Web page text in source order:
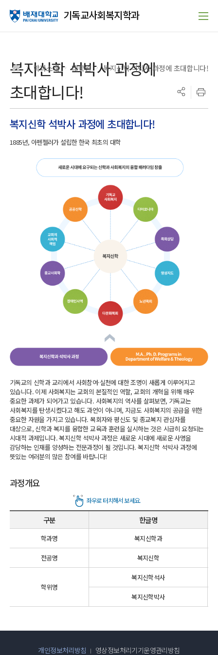
기독교사회복지학과
복지신학 석박사 과정에
초대합니다!
>
학과소개 대학원
>
복지신학 석박사 과정에 초대합니다!
복지신학 석박사 과정에 초대합니다!
1885년, 아펜젤러가 설립한 한국 최초의 대학
기독교의 신학과 교리에서 사회참여·실천에 대한 조명이 새롭게 이루어지고
있습니다. 이제 사회복지는 교회의 본질적인 역할, 교회의 개혁을 위해 매우
중요한 과제가 되어가고 있습니다. 사회복지의 역사를 살펴보면, 기독교는
사회복지를 탄생시켰다고 해도 과언이 아니며, 지금도 사회복지의 공급을 위한
중요한 자원을 가지고 있습니다. 목회자와 평신도 및 종교복지 관심자를
대상으로, 신학과 복지를 융합한 교육과 훈련을 실시하는 것은 시급히 요청되는
시대적 과제입니다. 복지신학 석박사 과정은 새로운 시대에 새로운 사명을
감당하는 인재를 양성하는 전문과정이 될 것입니다. 복지신학 석박사 과정에
뜻있는 여러분의 많은 참여를 바랍니다!
과정개요
구분 한글명
학과명 복지신학과
전공명 복지신학
학위명
복지신학석사
복지신학박사
개인정보처리방침 영상정보처리기기운영관리방침